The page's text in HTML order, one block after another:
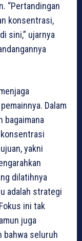
“Pertandingan
konsentrasi,
sini,” ujarnya
Dalam
bagaimana
yakni
dilatihnya
adalah strategi
ini tak
juga
bahwa seluruh